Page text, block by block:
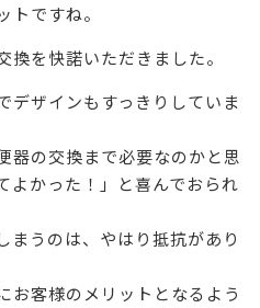
ですね。
を快諾いただきました。
デザインもすっきりしていま
器の交換まで必要なのかと思
よかった！」と喜んでおられ
まうのは、やはり抵抗があり
お客様のメリットとなるよう